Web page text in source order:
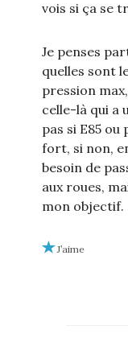
vois si ça se
Je penses
quelles sont
pression
celle-là qui a
pas si E85
fort, si non,
besoin de
aux roues,
mon objectif.
J’aime